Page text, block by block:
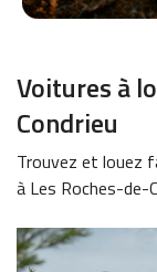
Voitures à
Condrieu
Trouvez et louez
à Les Roches-de-